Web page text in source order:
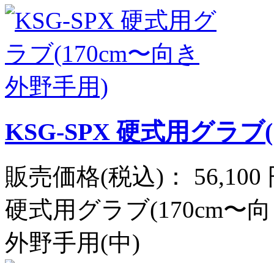
KSG-SPX 硬式用グラ
販売価格(税込)： 56,100
硬式用グラブ(170cm〜
外野手用(中)